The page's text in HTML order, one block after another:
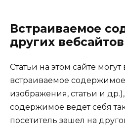
Встраиваемое
других вебсайтов
Статьи на этом сайте могут
встраиваемое
изображения, статьи и
содержимое ведет себя
посетитель зашел на